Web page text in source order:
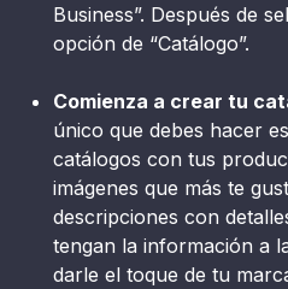
Business”. Después de
opción de “Catálogo”.
Comienza a crear tu
único que debes hacer
catálogos con tus
imágenes que más te
descripciones con
tengan la información a
darle el toque de tu